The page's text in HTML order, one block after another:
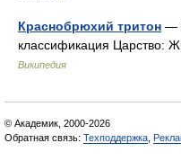
Краснобрюхий тритон —
классификация Царство:
Википедия
© Академик, 2000-2026
Обратная связь: Техподдержка